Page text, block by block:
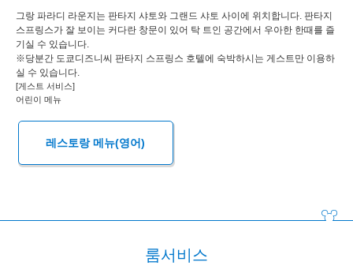
그랑 파라디 라운지는 판타지 샤토와 그랜드 샤토 사이에 위치합니다. 판타지
스프링스가 잘 보이는 커다란 창문이 있어 탁 트인 공간에서 우아한 한때를 즐
기실 수 있습니다.
※당분간 도쿄디즈니씨 판타지 스프링스 호텔에 숙박하시는 게스트만 이용하
실 수 있습니다.
[게스트 서비스]
어린이 메뉴
레스토랑 메뉴(영어)
룸서비스